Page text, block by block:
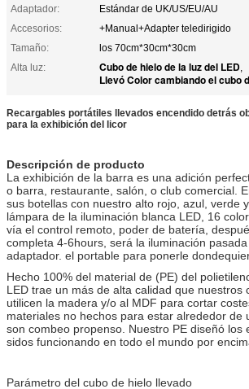
Adaptador:
Estándar de UK/US/EU/AU
Accesorios:
+Manual+Adapter teledirigido
Tamaño:
los 70cm*30cm*30cm
Alta luz:
Cubo de hielo de la luz del LED,
Llevó Color cambiando el cubo
Recargables portátiles llevados encendido detrás
para la exhibición del licor
Descripción de producto
La exhibición de la barra es una adición
o barra, restaurante, salón, o club comercial.
sus botellas con nuestro alto rojo, azul, verde
lámpara de la iluminación blanca LED, 16
vía el control remoto, poder de batería,
completa 4-6hours, será la iluminación
adaptador. el portable para ponerle
Hecho 100% del material de (PE) del
LED trae un más de alta calidad que nuestros
utilicen la madera y/o al MDF para cortar
materiales no hechos para estar alrededor de
son combeo propenso. Nuestro PE diseñó los
sidos funcionando en todo el mundo por
Parámetro del cubo de hielo llevado